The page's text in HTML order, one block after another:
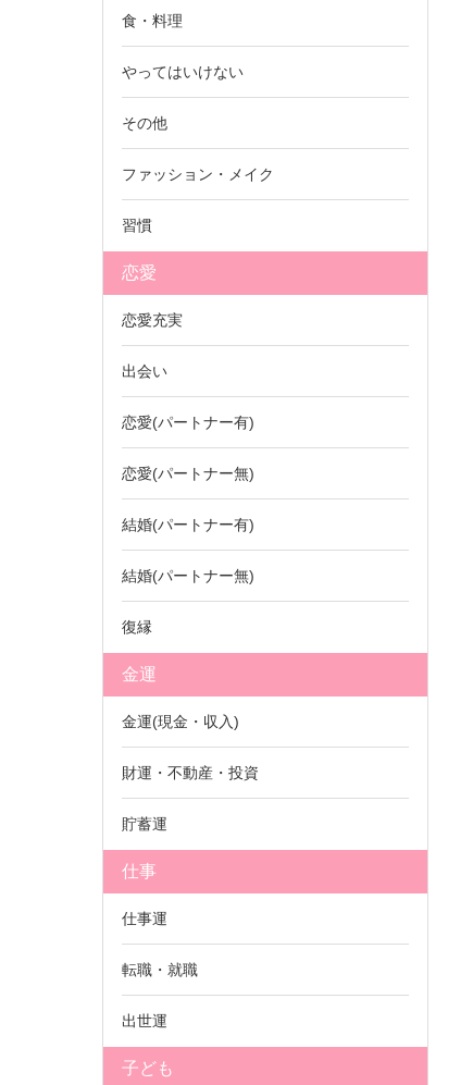
食・料理
やってはいけない
その他
ファッション・メイク
習慣
恋愛
恋愛充実
出会い
恋愛(パートナー有)
恋愛(パートナー無)
結婚(パートナー有)
結婚(パートナー無)
復縁
金運
金運(現金・収入)
財運・不動産・投資
貯蓄運
仕事
仕事運
転職・就職
出世運
子ども